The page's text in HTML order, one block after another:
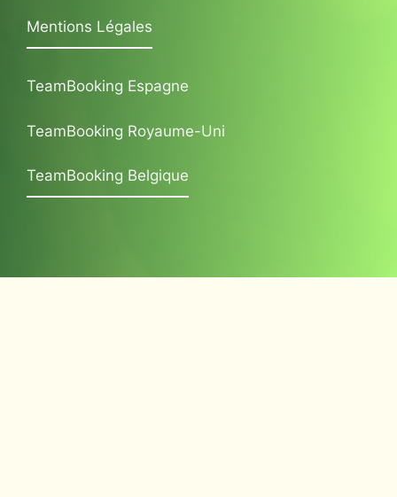
Mentions Légales
TeamBooking Espagne
TeamBooking Royaume-Uni
TeamBooking Belgique